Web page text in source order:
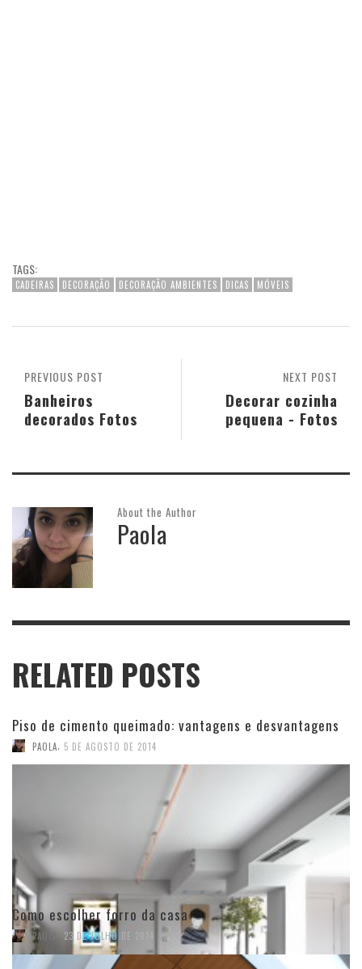
TAGS:
CADEIRAS DECORAÇÃO DECORAÇÃO AMBIENTES DICAS MÓVEIS
NEXT POST
Decorar cozinha
pequena - Fotos
PREVIOUS POST
Banheiros
decorados Fotos
About the Author
Paola
RELATED POSTS
Piso de cimento queimado: vantagens e desvantagens
PAOLA 5 DE AGOSTO DE 2014
Como escolher forro da casa
PAOLA , 23 DE JULHO DE 2014